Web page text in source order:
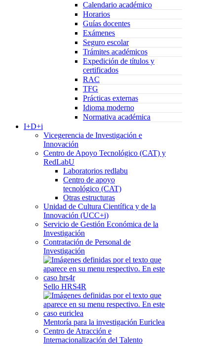
Calendario académico
Horarios
Guías docentes
Exámenes
Seguro escolar
Trámites académicos
Expedición de títulos y
certificados
RAC
TFG
Prácticas externas
Idioma moderno
Normativa académica
I+D+i
Vicegerencia de Investigación e
Innovación
Centro de Apoyo Tecnológico (CAT) y
RedLabU
Laboratorios redlabu
Centro de apoyo
tecnológico (CAT)
Otras estructuras
Unidad de Cultura Científica y de la
Innovación (UCC+i)
Servicio de Gestión Económica de la
Investigación
Contratación de Personal de
Investigación
Sello HRS4R
Mentoría para la investigación Euriclea
Centro de Atracción e
Internacionalización del Talento